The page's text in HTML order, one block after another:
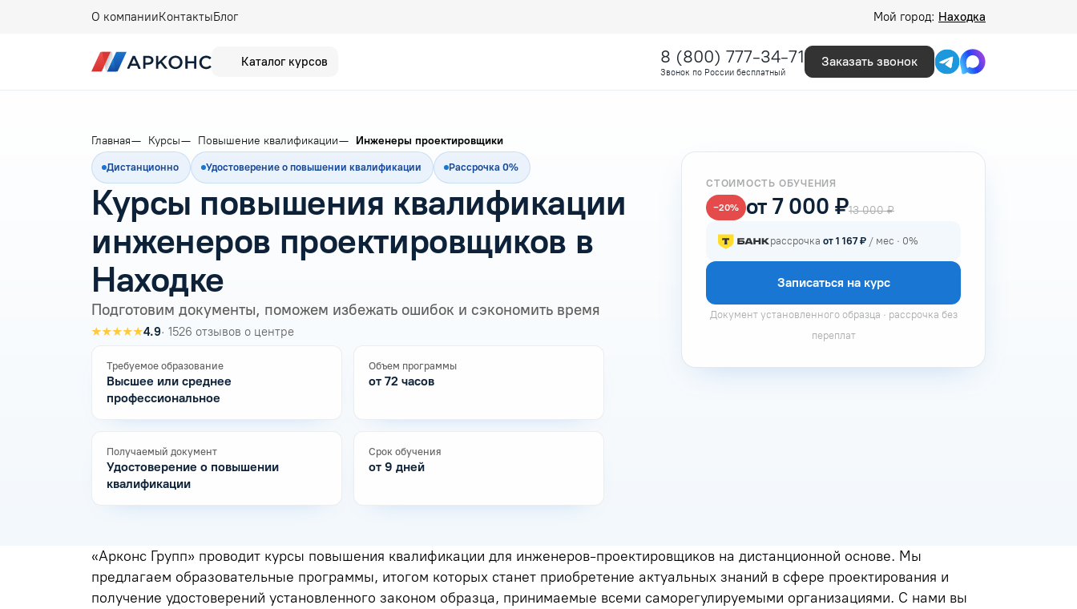
О компанииКонтактыБлог Мой город: Находка
Каталог курсов 8 (800) 777-34-71
Звонок по России бесплатный
Заказать звонок
Главная Курсы Повышение квалификации Инженеры проектировщики
Дистанционно Удостоверение о повышении квалификации Рассрочка 0%
Курсы повышения квалификации
инженеров проектировщиков в
Находке
Подготовим документы, поможем избежать ошибок и сэкономить время
★★★★★4.9· 1526 отзывов о центре
Требуемое образование
Высшее или среднее
профессиональное
Объем программы
от 72 часов
Получаемый документ
Удостоверение о повышении
квалификации
Срок обучения
от 9 дней
СТОИМОСТЬ ОБУЧЕНИЯ
−20% от 7 000 ₽13 000 ₽
рассрочка от 1 167 ₽ / мес · 0%
Записаться на курс
Документ установленного образца · рассрочка без
переплат
«Арконс Групп» проводит курсы повышения квалификации для инженеров-проектировщиков на дистанционной основе. Мы
предлагаем образовательные программы, итогом которых станет приобретение актуальных знаний в сфере проектирования и
получение удостоверений установленного законом образца, принимаемые всеми саморегулируемыми организациями. С нами вы